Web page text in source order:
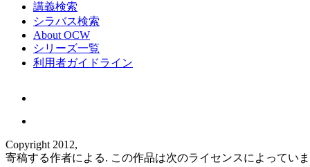
講義検索
シラバス検索
About OCW
シリーズ一覧
利用者ガイドライン
Copyright 2012,
寄稿する作者による. この作品は次のライセンスによってい